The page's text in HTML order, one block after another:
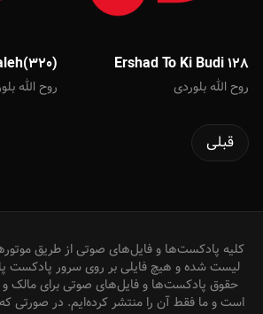
Ershad To Ki Budi 128
روح الله بلوردی روح الله
قبلی
کلیه پادکست‌ها و فایل‌های صوتی از طریق
لیست شده و هیچ فایلی بر روی سرور پادکست
حقوق پادکست‌ها و فایل‌های صوتی برای مالک و
است و ما فقط آن را منتشر کرده‌ایم. در صورتی